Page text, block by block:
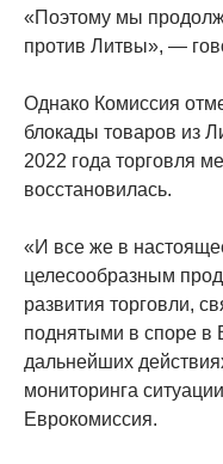
«Поэтому мы
против Литвы», —
Однако Комиссия
блокады товаров из
2022 года торговля
восстановилась.
«И все же в
целесообразным
развития торговли,
поднятыми в споре
дальнейших
мониторинга
Еврокомиссия.